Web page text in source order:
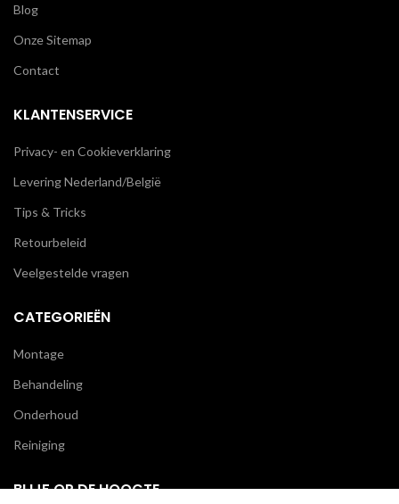
Blog
Onze Sitemap
Contact
KLANTENSERVICE
Privacy- en Cookieverklaring
Levering Nederland/België
Tips & Tricks
Retourbeleid
Veelgestelde vragen
CATEGORIEËN
Montage
Behandeling
Onderhoud
Reiniging
BLIJF OP DE HOOGTE